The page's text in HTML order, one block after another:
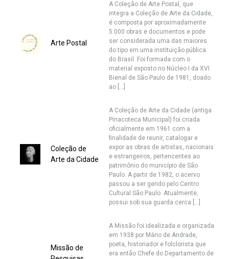
Arte Postal
A Coleção de Arte Postal, que
integra a Coleção de Arte da Cidade,
é composta por aproximadamente
5.000 obras e documentos e pode
ser considerada uma das maiores
do tipo em uma instituição pública
do Brasil. Foi formada com o
material exposto no Núcleo I da XVI
Bienal de São Paulo de 1981, doado
ao […]
Coleção de
Arte da Cidade
A Coleção de Arte da Cidade (antiga
Pinacoteca Municipal) foi criada
oficialmente em 1961 com a
finalidade de reunir, catalogar e
expor as obras de artistas, nacionais
e estrangeiros, pertencentes ao
patrimônio do município de São
Paulo. A partir de 1982, o acervo
passou a ser gerido pelo Centro
Cultural São Paulo. Atualmente,
possui sob sua guarda cerca […]
Missão de
A Missão foi idealizada e organizada
em 1938 por Mário de Andrade,
poeta, historiador e folclorista que
era então Chefe do Departamento de